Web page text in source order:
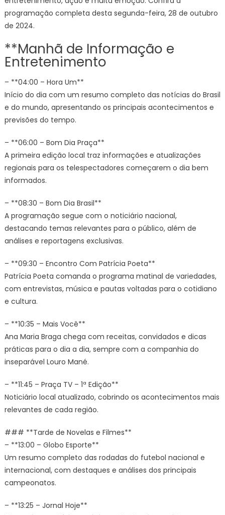
programação completa desta segunda-feira, 28 de outubro
de 2024.
**Manhã de Informação e
Entretenimento
– **04:00 – Hora Um**
Início do dia com um resumo completo das notícias do Brasil
e do mundo, apresentando os principais acontecimentos e
previsões do tempo.
– **06:00 – Bom Dia Praça**
A primeira edição local traz informações e atualizações
regionais para os telespectadores começarem o dia bem
informados.
– **08:30 – Bom Dia Brasil**
A programação segue com o noticiário nacional,
destacando temas relevantes para o público, além de
análises e reportagens exclusivas.
– **09:30 – Encontro Com Patrícia Poeta**
Patrícia Poeta comanda o programa matinal de variedades,
com entrevistas, música e pautas voltadas para o cotidiano
e cultura.
– **10:35 – Mais Você**
Ana Maria Braga chega com receitas, convidados e dicas
práticas para o dia a dia, sempre com a companhia do
inseparável Louro Mané.
– **11:45 – Praça TV – 1ª Edição**
Noticiário local atualizado, cobrindo os acontecimentos mais
relevantes de cada região.
### **Tarde de Novelas e Filmes**
– **13:00 – Globo Esporte**
Um resumo completo das rodadas do futebol nacional e
internacional, com destaques e análises dos principais
campeonatos.
– **13:25 – Jornal Hoje**